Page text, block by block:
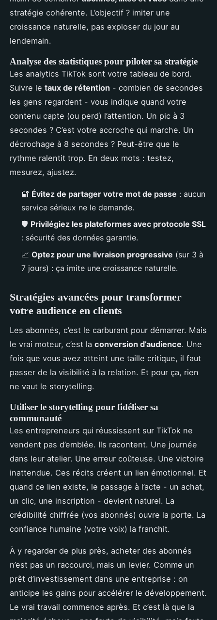
stratégie cohérente. L’objectif ? imiter une
croissance naturelle, pas exploser du jour au
lendemain.
Analyse des statistiques pour piloter sa stratégie
Les analytics TikTok sont votre tableau de bord.
Suivre le taux de rétention - combien de secondes
les gens regardent - vous indique quand votre
contenu capte (ou perd) l’attention. Un pic à 3
secondes ? C’est votre accroche qui marche. Un
décrochage à 8 secondes ? Peut-être que le
rythme ralentit trop. En deux mots : testez,
mesurez, ajustez.
🔐 Évitez de partager votre mot de passe : aucun
service sérieux ne le demande.
🛡️ Privilégiez les plateformes avec protocole SSL
: sécurité des données garantie.
📈 Optez pour une livraison progressive (sur 3 à
7 jours) : ça imite une croissance naturelle.
Stratégies avancées pour transformer
votre audience en clients
Les abonnés, c’est le carburant pour démarrer. Mais
le vrai moteur, c’est la conversion d’audience. Une
fois que vous avez atteint une taille critique, il faut
passer de la visibilité à la relation. Et pour ça, rien
ne vaut le storytelling.
Utiliser le storytelling pour fidéliser sa
communauté
Les entrepreneurs qui réussissent sur TikTok ne
vendent pas d’emblée. Ils racontent. Une journée
dans leur atelier. Une erreur coûteuse. Une victoire
inattendue. Ces récits créent un lien émotionnel. Et
quand ce lien existe, le passage à l’acte - un achat,
un clic, une inscription - devient naturel. La
crédibilité chiffrée (vos abonnés) ouvre la porte. La
confiance humaine (votre voix) la franchit.
À y regarder de plus près, acheter des abonnés
n’est pas un raccourci, mais un levier. Comme un
prêt d’investissement dans une entreprise : on
anticipe les gains pour accélérer le développement.
Le vrai travail commence après. Et c’est là que la